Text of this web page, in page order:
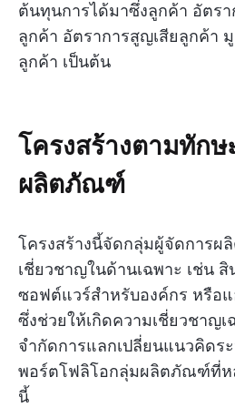
ต้นทุนการได้มาซึ่งลูกค้า อัตรา
ลูกค้า อัตราการสูญเสียลูกค้า
ลูกค้า เป็นต้น
โครงสร้างตามทัก
ผลิตภัณฑ์
โครงสร้างนี้จัดกลุ่มผู้จัดการ
เชี่ยวชาญในด้านเฉพาะ เช่น
ซอฟต์แวร์สำหรับองค์กร หรือ
ซึ่งช่วยให้เกิดความเชี่ยวชาญ
จำกัดการแลกเปลี่ยนแนวคิดร
พอร์ตโฟลิโอกลุ่มผลิตภัณฑ์ที่ห
นี้